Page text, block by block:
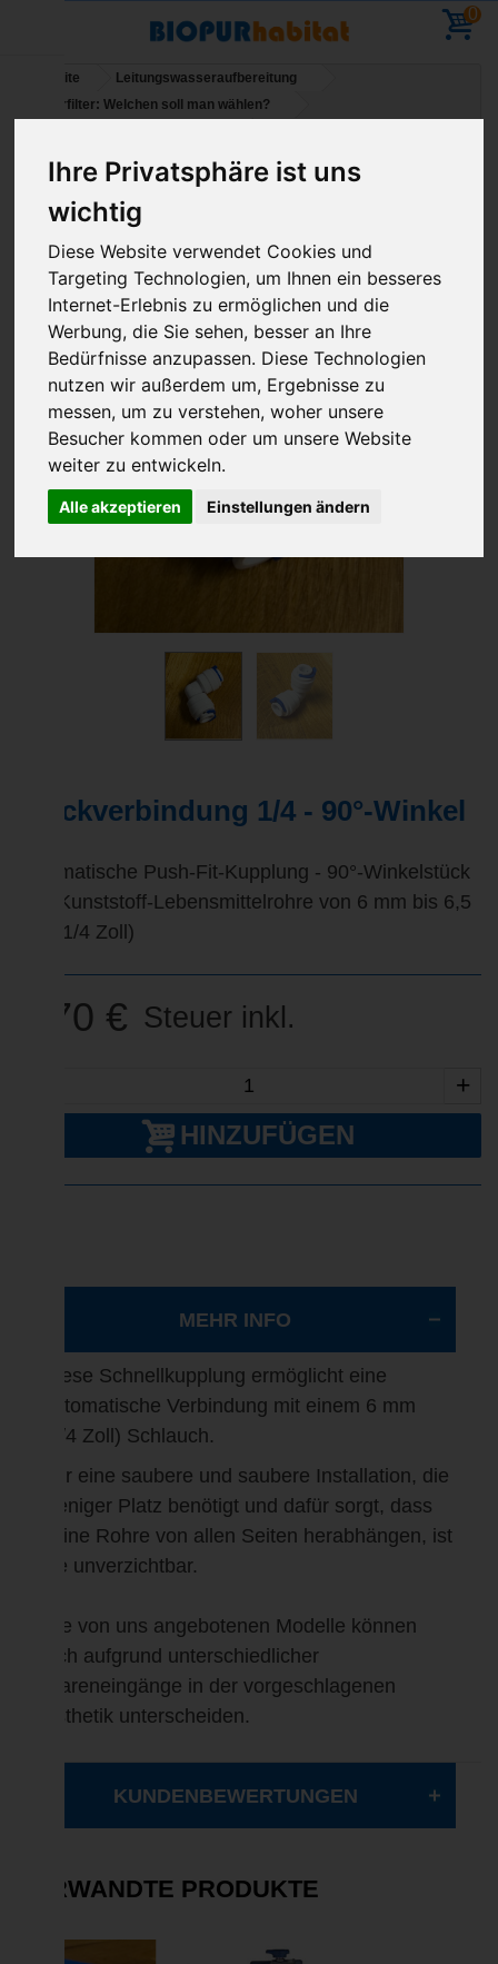
Ihre Privatsphäre ist uns
wichtig
Diese Website verwendet Cookies und
Targeting Technologien, um Ihnen ein besseres
Internet-Erlebnis zu ermöglichen und die
Werbung, die Sie sehen, besser an Ihre
Bedürfnisse anzupassen. Diese Technologien
nutzen wir außerdem um, Ergebnisse zu
messen, um zu verstehen, woher unsere
Besucher kommen oder um unsere Website
weiter zu entwickeln.
Alle akzeptieren Einstellungen ändern
0
Startseite
Leitungswasseraufbereitung
Wasserfilter: Welchen soll man wählen?
Urlaub – Bestellungen sind möglich – die
Lieferungen werden am 11. August wieder
aufgenommen
Steckverbindung 1/4 - 90°-Winkel
Automatische Push-Fit-Kupplung - 90°-Winkelstück
- für Kunststoff-Lebensmittelrohre von 6 mm bis 6,5
mm (1/4 Zoll)
2,70 € Steuer inkl.
+
HINZUFÜGEN
MEHR INFO
Diese Schnellkupplung ermöglicht eine
automatische Verbindung mit einem 6 mm
(1/4 Zoll) Schlauch.
Für eine saubere und saubere Installation, die
weniger Platz benötigt und dafür sorgt, dass
keine Rohre von allen Seiten herabhängen, ist
sie unverzichtbar.
Die von uns angebotenen Modelle können
sich aufgrund unterschiedlicher
Wareneingänge in der vorgeschlagenen
Ästhetik unterscheiden.
KUNDENBEWERTUNGEN
VERWANDTE PRODUKTE